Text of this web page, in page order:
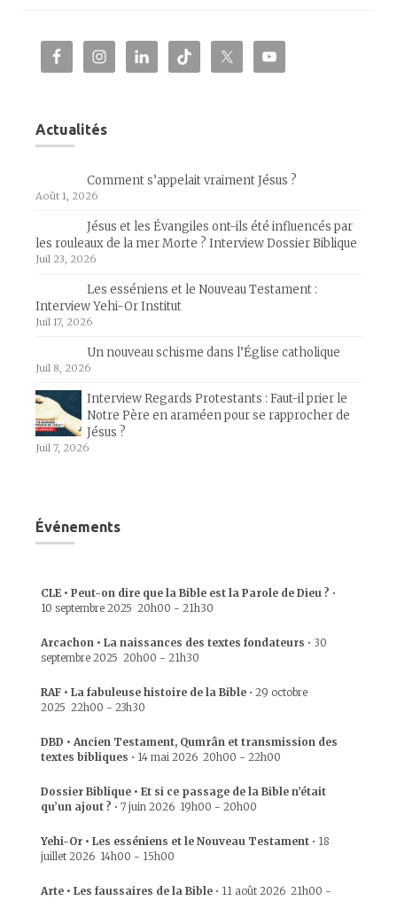
Actualités
Comment s’appelait vraiment Jésus ?
Août 1, 2026
Jésus et les Évangiles ont-ils été influencés par
les rouleaux de la mer Morte ? Interview Dossier Biblique
Juil 23, 2026
Les esséniens et le Nouveau Testament :
Interview Yehi-Or Institut
Juil 17, 2026
Un nouveau schisme dans l’Église catholique
Juil 8, 2026
Interview Regards Protestants : Faut-il prier le
Notre Père en araméen pour se rapprocher de
Jésus ?
Juil 7, 2026
Événements
CLE • Peut-on dire que la Bible est la Parole de Dieu ? •
10 septembre 2025 20h00 - 21h30
Arcachon • La naissances des textes fondateurs • 30
septembre 2025 20h00 - 21h30
RAF • La fabuleuse histoire de la Bible • 29 octobre
2025 22h00 - 23h30
DBD • Ancien Testament, Qumrân et transmission des
textes bibliques • 14 mai 2026 20h00 - 22h00
Dossier Biblique • Et si ce passage de la Bible n’était
qu’un ajout ? • 7 juin 2026 19h00 - 20h00
Yehi-Or • Les esséniens et le Nouveau Testament • 18
juillet 2026 14h00 - 15h00
Arte • Les faussaires de la Bible • 11 août 2026 21h00 -